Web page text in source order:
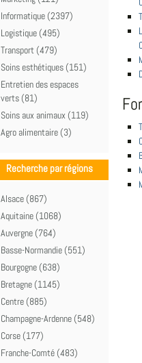
Informatique (2397)
Logistique (495)
Transport (479)
Soins esthétiques (151)
Entretien des espaces
verts (81)
Soins aux animaux (119)
Agro alimentaire (3)
Recherche par régions
Alsace (867)
Aquitaine (1068)
Auvergne (764)
Basse-Normandie (551)
Bourgogne (638)
Bretagne (1145)
Centre (885)
Champagne-Ardenne (548)
Corse (177)
Franche-Comté (483)